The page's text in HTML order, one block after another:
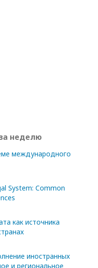
неделю
международного
System: Common
как источника
иностранных
и региональное